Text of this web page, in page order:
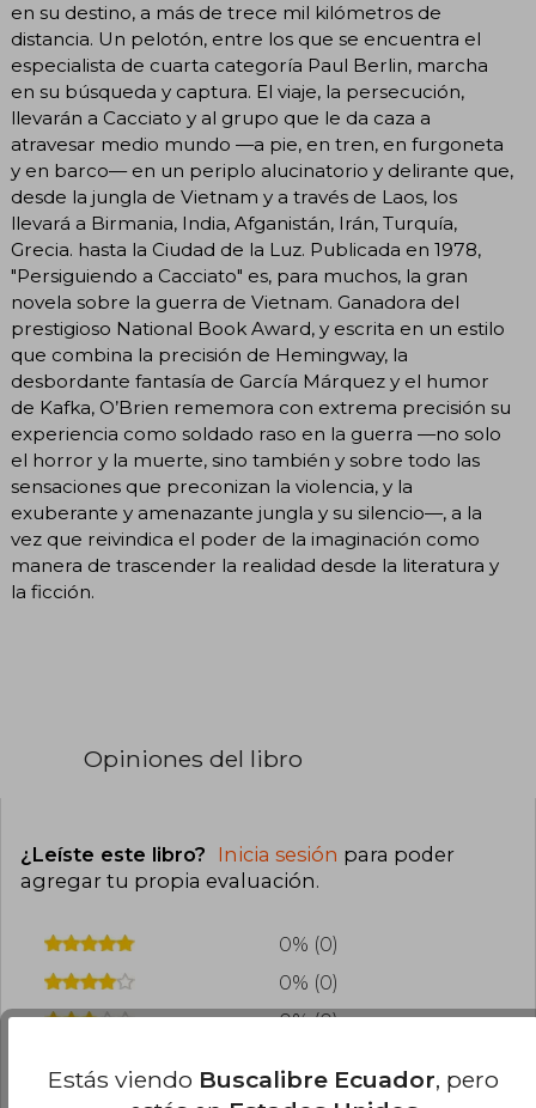
en su destino, a más de trece mil kilómetros de
distancia. Un pelotón, entre los que se encuentra el
especialista de cuarta categoría Paul Berlin, marcha
en su búsqueda y captura. El viaje, la persecución,
llevarán a Cacciato y al grupo que le da caza a
atravesar medio mundo —a pie, en tren, en furgoneta
y en barco— en un periplo alucinatorio y delirante que,
desde la jungla de Vietnam y a través de Laos, los
llevará a Birmania, India, Afganistán, Irán, Turquía,
Grecia. hasta la Ciudad de la Luz. Publicada en 1978,
"Persiguiendo a Cacciato" es, para muchos, la gran
novela sobre la guerra de Vietnam. Ganadora del
prestigioso National Book Award, y escrita en un estilo
que combina la precisión de Hemingway, la
desbordante fantasía de García Márquez y el humor
de Kafka, O’Brien rememora con extrema precisión su
experiencia como soldado raso en la guerra —no solo
el horror y la muerte, sino también y sobre todo las
sensaciones que preconizan la violencia, y la
exuberante y amenazante jungla y su silencio—, a la
vez que reivindica el poder de la imaginación como
manera de trascender la realidad desde la literatura y
la ficción.
Opiniones del libro
¿Leíste este libro? Inicia sesión para poder
agregar tu propia evaluación.
0% (0)
0% (0)
0% (0)
0% (0)
Estás viendo Buscalibre Ecuador, pero